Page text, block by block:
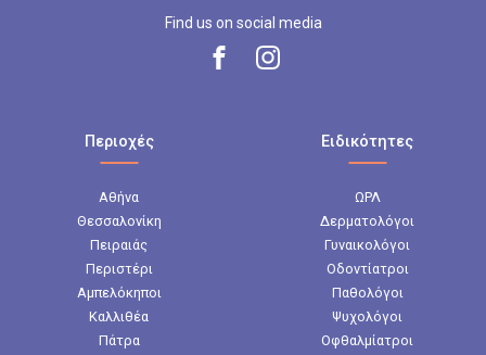
Find us on social media
Περιοχές
Αθήνα
Θεσσαλονίκη
Πειραιάς
Περιστέρι
Αμπελόκηποι
Καλλιθέα
Πάτρα
Ειδικότητες
ΩΡΛ
Δερματολόγοι
Γυναικολόγοι
Οδοντίατροι
Παθολόγοι
Ψυχολόγοι
Οφθαλμίατροι